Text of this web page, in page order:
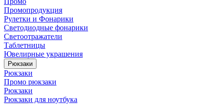
Промопродукция
Рулетки и Фонарики
Светодиодные фонарики
Светоотражатели
Таблетницы
Ювелирные украшения
Рюкзаки
Рюкзаки
Промо рюкзаки
Рюкзаки
Рюкзаки для ноутбука